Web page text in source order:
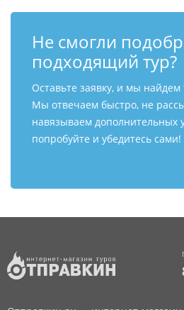
Не смогли
подходящий тур?
Оставьте заявку, и мы
Мы отвечаем быстро, не
навязываем дополнительных
попробуйте и убедитесь сами!